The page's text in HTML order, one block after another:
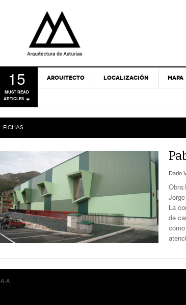
15
MUST READ
ARTICLES
ARQUITECTO LOCALIZACIÓN MAPA
FICHAS
Dario
La
de
A-A